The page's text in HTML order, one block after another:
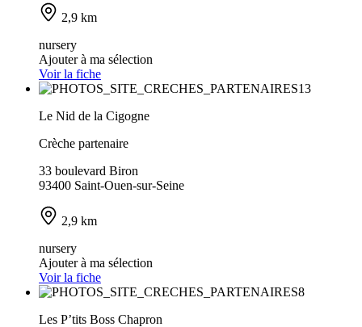
2,9 km
nursery
Ajouter à ma sélection
Voir la fiche
Le Nid de la Cigogne
Crèche partenaire
33 boulevard Biron
93400 Saint-Ouen-sur-Seine
2,9 km
nursery
Ajouter à ma sélection
Voir la fiche
Les P’tits Boss Chapron